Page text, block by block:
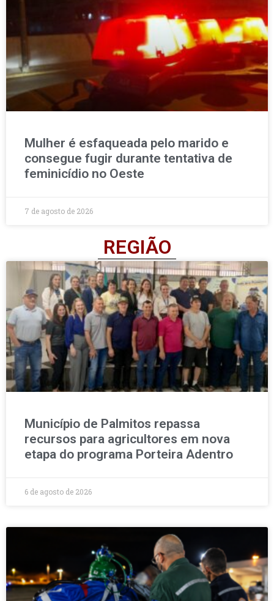
Mulher é esfaqueada pelo marido e
consegue fugir durante tentativa de
feminicídio no Oeste
7 de agosto de 2026
REGIÃO
Município de Palmitos repassa
recursos para agricultores em nova
etapa do programa Porteira Adentro
6 de agosto de 2026